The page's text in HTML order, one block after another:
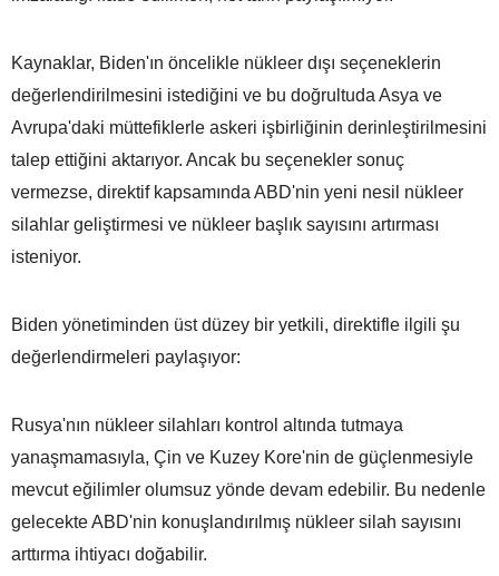
Kaynaklar, Biden'ın öncelikle nükleer dışı seçeneklerin
değerlendirilmesini istediğini ve bu doğrultuda Asya ve
Avrupa'daki müttefiklerle askeri işbirliğinin derinleştirilmesini
talep ettiğini aktarıyor. Ancak bu seçenekler sonuç
vermezse, direktif kapsamında ABD'nin yeni nesil nükleer
silahlar geliştirmesi ve nükleer başlık sayısını artırması
isteniyor.
Biden yönetiminden üst düzey bir yetkili, direktifle ilgili şu
değerlendirmeleri paylaşıyor:
Rusya'nın nükleer silahları kontrol altında tutmaya
yanaşmamasıyla, Çin ve Kuzey Kore'nin de güçlenmesiyle
mevcut eğilimler olumsuz yönde devam edebilir. Bu nedenle
gelecekte ABD'nin konuşlandırılmış nükleer silah sayısını
arttırma ihtiyacı doğabilir.